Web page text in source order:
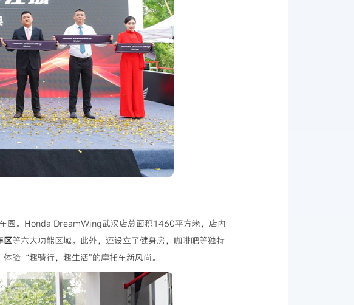
园。Honda DreamWing武汉店总面积1460平方米，店内
区等六大功能区域。此外，还设立了健身房，咖啡吧等独特
验“趣骑行，趣生活"的摩托车新风尚。